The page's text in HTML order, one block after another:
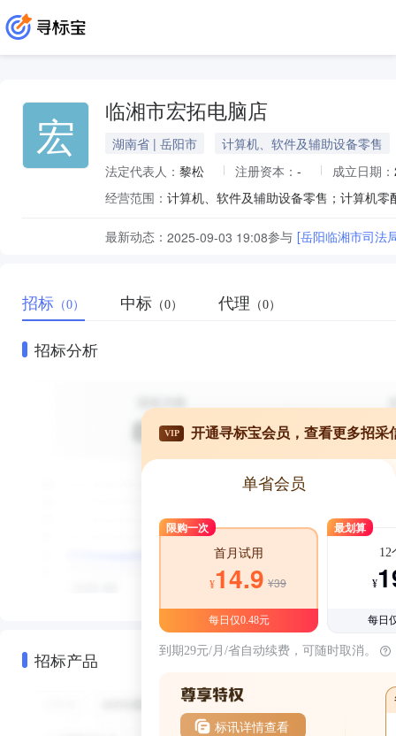
宏 临湘市宏拓电脑店
湖南省 | 岳阳市
计算机、软件及辅助设备零售
法定代表人： 黎松 注册资本： - 成立日期：
经营范围：
最新动态： 2025-09-03 19:08参与 [岳阳临湘市司法
招标 （0） 中标 （0） 代理 （0）
招标分析
招标产品
VIP 开通寻标宝会员，查看更多招采
单省会员
限购一次
首月试用
¥14.9 ¥39
每日仅0.48元
最划算
12
¥
每日
到期29元/月/省自动续费，可随时取消。
标讯详情查看